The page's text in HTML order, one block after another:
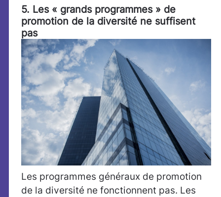
5. Les « grands programmes » de
promotion de la diversité ne suffisent
pas
Les programmes généraux de promotion
de la diversité ne fonctionnent pas. Les